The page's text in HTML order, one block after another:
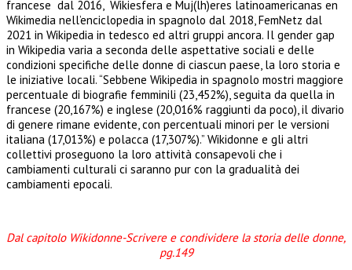
francese dal 2016, Wikiesfera e Muj(lh)eres latinoamericanas en
Wikimedia nell’enciclopedia in spagnolo dal 2018, FemNetz dal
2021 in Wikipedia in tedesco ed altri gruppi ancora. Il gender gap
in Wikipedia varia a seconda delle aspettative sociali e delle
condizioni specifiche delle donne di ciascun paese, la loro storia e
le iniziative locali. “Sebbene Wikipedia in spagnolo mostri maggiore
percentuale di biografie femminili (23,452%), seguita da quella in
francese (20,167%) e inglese (20,016% raggiunti da poco), il divario
di genere rimane evidente, con percentuali minori per le versioni
italiana (17,013%) e polacca (17,307%).” Wikidonne e gli altri
collettivi proseguono la loro attività consapevoli che i
cambiamenti culturali ci saranno pur con la gradualità dei
cambiamenti epocali.
Dal capitolo Wikidonne-Scrivere e condividere la storia delle donne,
pg.149